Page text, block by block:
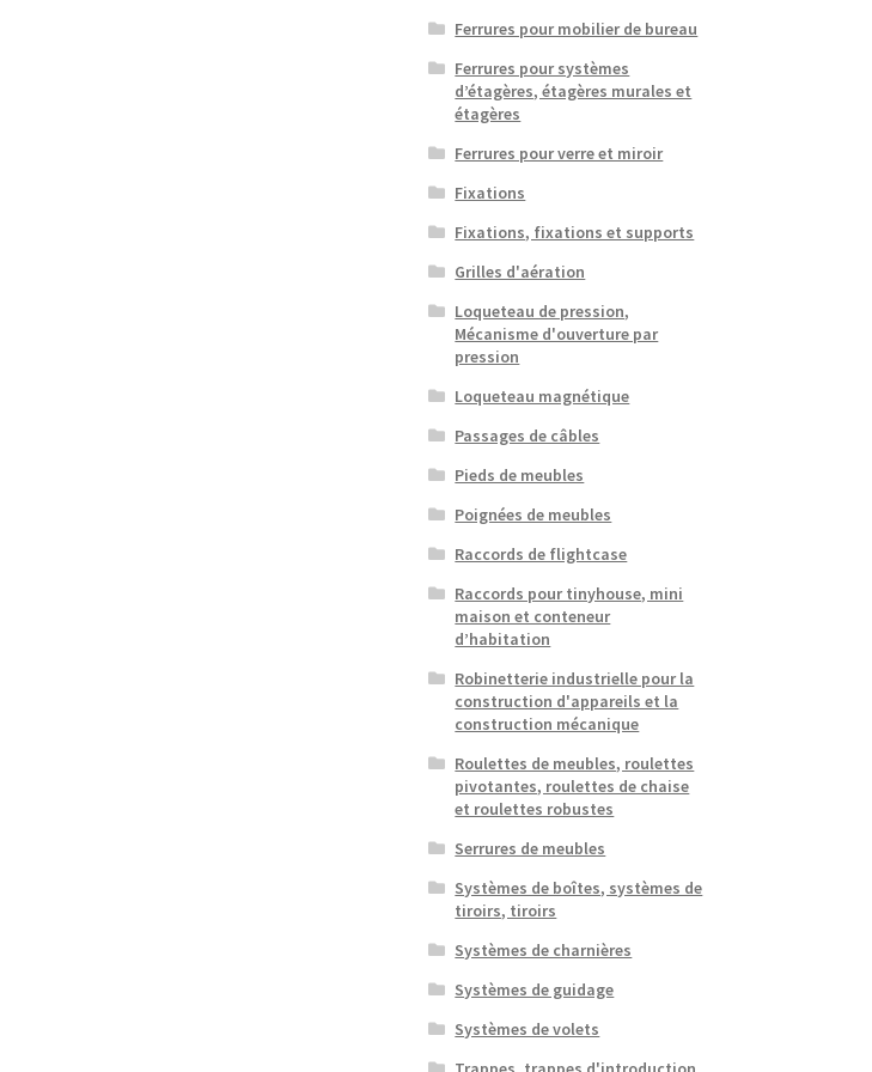
Ferrures pour mobilier de bureau
Ferrures pour systèmes
d’étagères, étagères murales et
étagères
Ferrures pour verre et miroir
Fixations
Fixations, fixations et supports
Grilles d'aération
Loqueteau de pression,
Mécanisme d'ouverture par
pression
Loqueteau magnétique
Passages de câbles
Pieds de meubles
Poignées de meubles
Raccords de flightcase
Raccords pour tinyhouse, mini
maison et conteneur
d’habitation
Robinetterie industrielle pour la
construction d'appareils et la
construction mécanique
Roulettes de meubles, roulettes
pivotantes, roulettes de chaise
et roulettes robustes
Serrures de meubles
Systèmes de boîtes, systèmes de
tiroirs, tiroirs
Systèmes de charnières
Systèmes de guidage
Systèmes de volets